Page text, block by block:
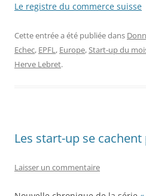
Le registre du commerce suisse
Cette entrée a été publiée dans
Echec, EPFL, Europe,Start-up du
Herve Lebret.
Les start-up se
Laisser un commentaire